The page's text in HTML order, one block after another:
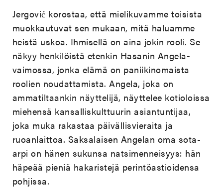
Jergović korostaa, että mielikuvamme toisista
muokkautuvat sen mukaan, mitä haluamme
heistä uskoa. Ihmisellä on aina jokin rooli. Se
näkyy henkilöistä etenkin Hasanin Angela-
vaimossa, jonka elämä on paniikinomaista
roolien noudattamista. Angela, joka on
ammatiltaankin näyttelijä, näyttelee kotioloissa
miehensä kansalliskulttuurin asiantuntijaa,
joka muka rakastaa päivällisvieraita ja
ruoanlaittoa. Saksalaisen Angelan oma sota-
arpi on hänen sukunsa natsimenneisyys: hän
häpeää pieniä hakaristejä perintöastioidensa
pohjissa.